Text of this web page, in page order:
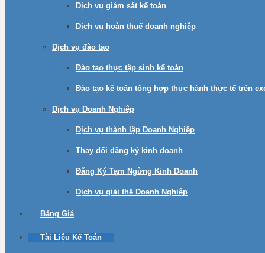
Dịch vụ giám sát kế toán
Dịch vụ hoàn thuế doanh nghiệp
Dịch vụ đào tạo
Đào tạo thực tập sinh kế toán
Đào tạo kế toán tổng hợp thực hành thực tế trên
Dịch vụ Doanh Nghiệp
Dịch vụ thành lập Doanh Nghiệp
Thay đổi đăng ký kinh doanh
Đăng Ký Tạm Ngừng Kinh Doanh
Dịch vụ giải thế Doanh Nghiệp
Bảng Giá
Tài Liệu Kế Toán